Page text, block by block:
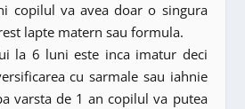
copilul va avea doar o singura
lapte matern sau formula.
la 6 luni este inca imatur deci
cu sarmale sau iahnie
varsta de 1 an copilul va putea